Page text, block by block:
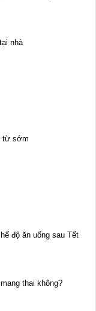
nhà
từ sớm
độ ăn uống sau Tết
thai không?